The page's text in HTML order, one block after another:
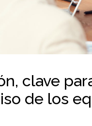
clave
de los